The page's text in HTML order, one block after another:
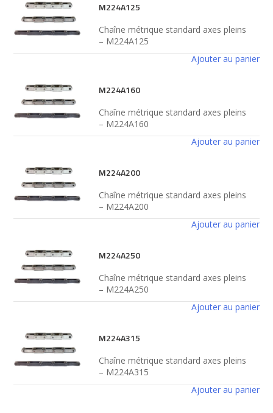
M224A125
Chaîne métrique standard axes pleins
– M224A125
Ajouter au panier
M224A160
Chaîne métrique standard axes pleins
– M224A160
Ajouter au panier
M224A200
Chaîne métrique standard axes pleins
– M224A200
Ajouter au panier
M224A250
Chaîne métrique standard axes pleins
– M224A250
Ajouter au panier
M224A315
Chaîne métrique standard axes pleins
– M224A315
Ajouter au panier